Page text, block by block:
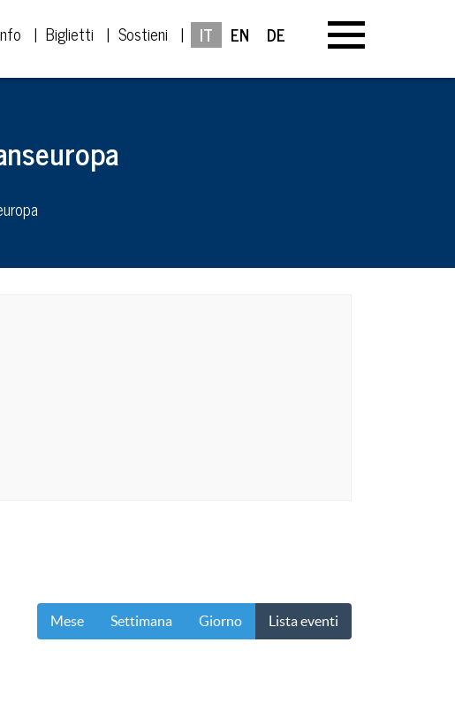
Biglietti Sostieni IT EN DE
Mese Settimana Giorno Lista eventi